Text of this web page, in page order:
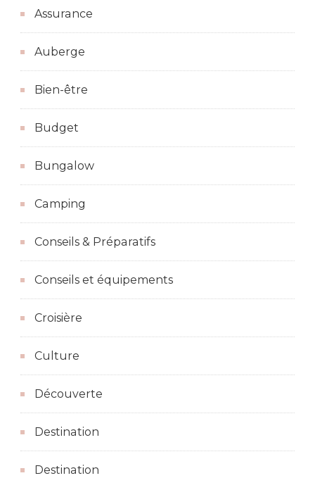
Assurance
Auberge
Bien-être
Budget
Bungalow
Camping
Conseils & Préparatifs
Conseils et équipements
Croisière
Culture
Découverte
Destination
Destination